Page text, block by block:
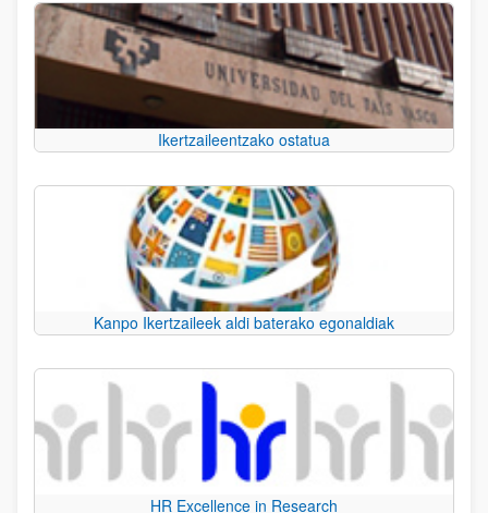
Ikertzaileentzako ostatua
Kanpo Ikertzaileek aldi baterako egonaldiak
HR Excellence in Research